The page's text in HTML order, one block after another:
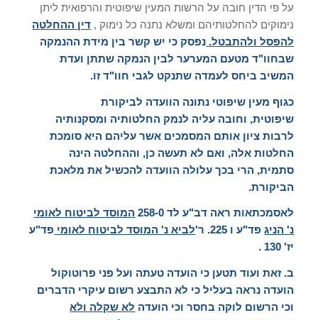
על פי הדין חובה על הרשות המעין שיפוטית והרפואית ליתן
נימוקים להחלטותיהם ומשלא נתנה כל נימוק , דין ההחלטה
להפסל ולהתבטל. נפסק כי יש קשר בין מידת ההנמקה
שבחוו"ד מטעם המערער לבין הנמקה שתתן ועדת
המשיב ביחס לעמדה שתנקט לגבי חוו"ד זו.
כגוף מעין שיפוטי נתונה הוועדה לביקורת
שיפוטית, וחובה עליה לנמק החלטותיה ומסקנותיה
לרבות ציון אותם המסמכים אשר עליהם היא סומכת
החלטות אלה, ואם לא תעשה כן, וההחלטה הינה
סתמית, הרי בכך עלולה הוועדה להכשיל את מלאכת
הביקורת.
לאסמכתאות ראה דב"ע לד 258-0 המוסד לביטוח לאומי
נ' הניגפד"ע ו 225. ר'לביא נ' המוסד לביטוח לאומי פד"ע
יז' 130 .
ב.זאת ועוד תטען כי הועדה טעתה ועל פני פרוטוקול
הועדה נראה בעליל כי לא התבצע רשום עיקרי הדברים
וכי הרשום לוקה בחסר וכי הועדה לא שקלה ולא